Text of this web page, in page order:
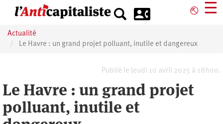
principal
⎋ ☰
Actualité
Le Havre : un grand projet polluant, inutile et dangereux
Publié le Jeudi 10 avril 2025 à 18h00.
Le Havre : un grand projet
polluant, inutile et